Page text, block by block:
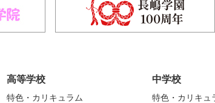
高等学校
特色・カリキュラム
中学校
特色・カリキュ